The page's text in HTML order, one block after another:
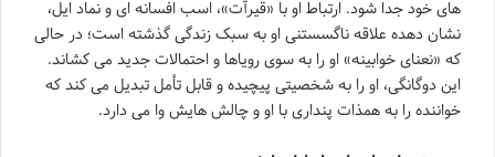
های خود جدا شود. ارتباط او با «قیرآت»، اسب افسانه ای و نماد ایل،
نشان دهده علاقه ناگسستنی او به سبک زندگی گذشته است؛ در حالی
که «نعنای خوابینه» او را به سوی رویاها و احتمالات جدید می کشاند.
این دوگانگی، او را به شخصیتی پیچیده و قابل تأمل تبدیل می کند که
خواننده را به همذات پنداری با او و چالش هایش وا می دارد.